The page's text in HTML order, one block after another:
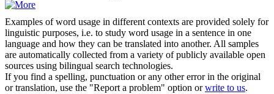
Examples of word usage in different contexts are provided solely for
linguistic purposes, i.e. to study word usage in a sentence in one
language and how they can be translated into another. All samples
are automatically collected from a variety of publicly available open
sources using bilingual search technologies.
If you find a spelling, punctuation or any other error in the original
or translation, use the "Report a problem" option orwrite to us.